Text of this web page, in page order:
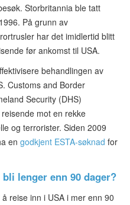
Storbritannia ble tatt
På grunn av
har det imidlertid blitt
før ankomst til USA.
behandlingen av
Customs and Border
Security (DHS)
mot en rekke
og terrorister. Siden 2009
en godkjent ESTA-søknad for
lenger enn 90 dager?
reise inn i USA i mer enn 90